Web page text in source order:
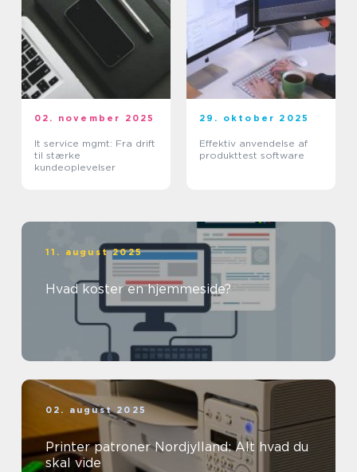
02. november 2025
It service mgmt: Fra drift
til stærke
kundeoplevelser
29. oktober 2025
Effektiv anvendelse af
produkttest software
11. august 2025
Hvad koster en hjemmeside?
02. august 2025
Printer patroner Nordjylland: Alt hvad du
skal vide